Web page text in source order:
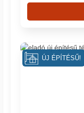
ÚJ ÉPÍTÉSŰ!